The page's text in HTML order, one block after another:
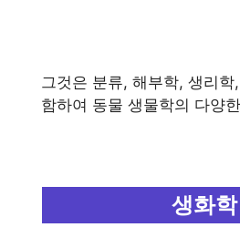
그것은 분류, 해부학, 생리
함하여 동물 생물학의 다양
생화학